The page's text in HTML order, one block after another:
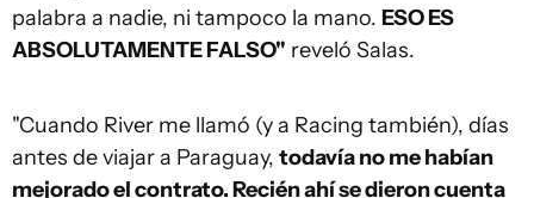
palabra a nadie, ni tampoco la mano. ESO ES
ABSOLUTAMENTE FALSO" reveló Salas.
"Cuando River me llamó (y a Racing también), días
antes de viajar a Paraguay, todavía no me habían
mejorado el contrato. Recién ahí se dieron cuenta